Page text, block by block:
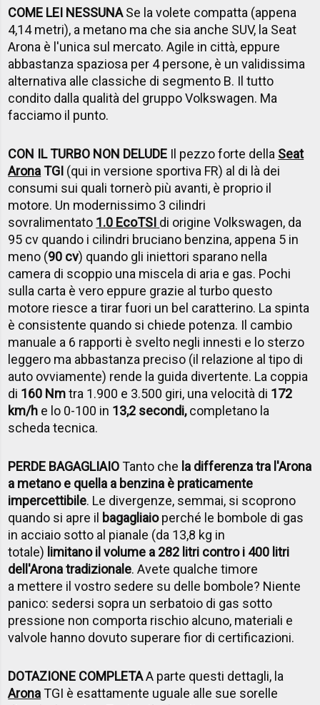
COME LEI NESSUNASe la volete compatta (appena
4,14 metri), a metano ma che sia anche SUV, la Seat
Arona è l'unica sul mercato. Agile in città, eppure
abbastanza spaziosa per 4 persone, è un validissima
alternativa alle classiche di segmento B. Il tutto
condito dalla qualità del gruppo Volkswagen. Ma
facciamo il punto.
CON IL TURBO NON DELUDE Il pezzo forte della Seat
AronaTGI (qui in versione sportiva FR) al di là dei
consumi sui quali tornerò più avanti, è proprio il
motore. Un modernissimo 3 cilindri
sovralimentato 1.0 EcoTSI di origine Volkswagen, da
95 cv quando i cilindri bruciano benzina, appena 5 in
meno (90 cv) quando gli iniettori sparano nella
camera di scoppio una miscela di aria e gas. Pochi
sulla carta è vero eppure grazie al turbo questo
motore riesce a tirar fuori un bel caratterino. La spinta
è consistente quando si chiede potenza. Il cambio
manuale a 6 rapporti è svelto negli innesti e lo sterzo
leggero ma abbastanza preciso (il relazione al tipo di
auto ovviamente) rende la guida divertente. La coppia
di 160 Nmtra 1.900 e 3.500 giri, una velocità di 172
km/h e lo 0-100 in 13,2 secondi,completano la
scheda tecnica.
PERDE BAGAGLIAIOTanto che la differenza tra l'Arona
a metano e quella a benzina è praticamente
impercettibile. Le divergenze, semmai, si scoprono
quando si apre il bagagliaioperché le bombole di gas
in acciaio sotto al pianale (da 13,8 kg in
totale) limitano il volume a 282 litri contro i 400 litri
dell'Arona tradizionale. Avete qualche timore
a mettere il vostro sedere su delle bombole? Niente
panico: sedersi sopra un serbatoio di gas sotto
pressione non comporta rischio alcuno, materiali e
valvole hanno dovuto superare fior di certificazioni.
DOTAZIONE COMPLETAA parte questi dettagli, la
AronaTGI è esattamente uguale alle sue sorelle